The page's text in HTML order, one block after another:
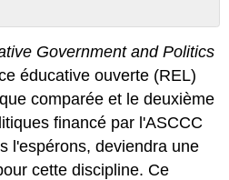
Government and Politics
éducative ouverte (REL)
comparée et le deuxième
financé par l'ASCCC
l'espérons, deviendra une
cette discipline. Ce